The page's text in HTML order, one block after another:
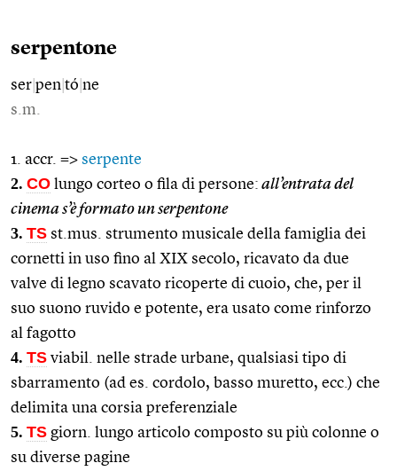
serpentone
ser pen tó ne
s.m.
1. accr. => serpente
2. CO lungo corteo o fila di persone: all’entrata del
cinema s’è formato un serpentone
3. TS st.mus. strumento musicale della famiglia dei
cornetti in uso fino al XIX secolo, ricavato da due
valve di legno scavato ricoperte di cuoio, che, per il
suo suono ruvido e potente, era usato come rinforzo
al fagotto
4. TS viabil. nelle strade urbane, qualsiasi tipo di
sbarramento (ad es. cordolo, basso muretto, ecc.) che
delimita una corsia preferenziale
5. TS giorn. lungo articolo composto su più colonne o
su diverse pagine